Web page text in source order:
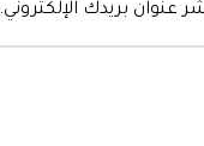
عنوان بريدك الإلكتروني.